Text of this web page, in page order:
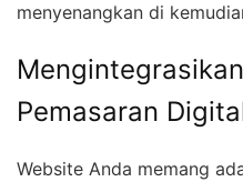
menyenangkan di
Pemasaran
Website Anda memang